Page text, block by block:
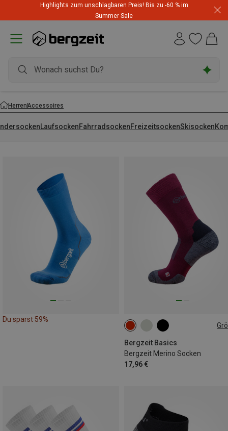
Highlights zum unschlagbaren Preis! Bis zu -60 % im
Summer Sale
HerrenAccessoires
LaufsockenFahrradsockenFreizeitsockenSkisocken
Du sparst 59%
Bergzeit Basics
Bergzeit Merino Socken
17,96 €
36|37|38
45|46|47